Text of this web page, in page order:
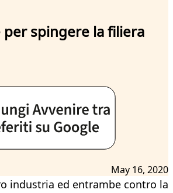
per spingere la filiera
May 16, 2020
industria ed entrambe contro la